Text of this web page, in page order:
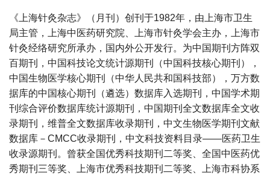
《上海针灸杂志》（月刊）创刊于1982年，由上海市卫生
局主管，上海中医药研究院、上海市针灸学会主办，上海市
针灸经络研究所承办，国内外公开发行。为中国期刊方阵双
百期刊，中国科技论文统计源期刊（中国科技核心期刊），
中国生物医学核心期刊（中华人民共和国科技部），万方数
据库的中国核心期刊（遴选）数据库入选期刊，中国学术期
刊综合评价数据库统计源期刊，中国期刊全文数据库全文收
录期刊，维普全文数据库收录期刊，中文生物医学期刊文献
数据库－CMCC收录期刊，中文科技资料目录——医药卫生
收录源期刊。曾获全国优秀科技期刊二等奖、全国中医药优
秀期刊三等奖、上海市优秀科技期刊二等奖、上海市科协系